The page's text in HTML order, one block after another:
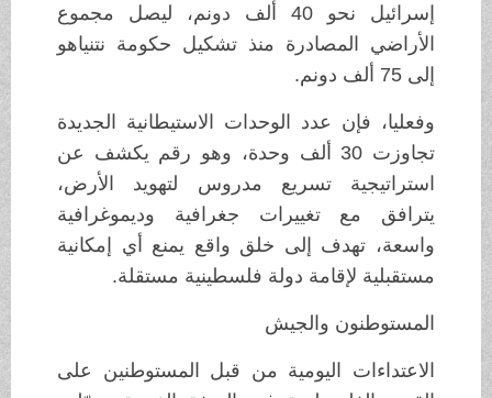
إسرائيل نحو 40 ألف دونم، ليصل مجموع
الأراضي المصادرة منذ تشكيل حكومة نتنياهو
إلى 75 ألف دونم.
وفعليا، فإن عدد الوحدات الاستيطانية الجديدة
تجاوزت 30 ألف وحدة، وهو رقم يكشف عن
استراتيجية تسريع مدروس لتهويد الأرض،
يترافق مع تغييرات جغرافية وديموغرافية
واسعة، تهدف إلى خلق واقع يمنع أي إمكانية
مستقبلية لإقامة دولة فلسطينية مستقلة.
المستوطنون والجيش
الاعتداءات اليومية من قبل المستوطنين على